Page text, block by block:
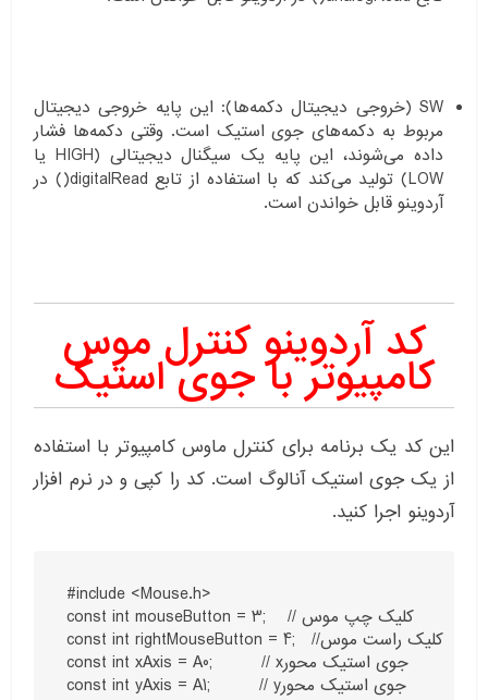
SW (خروجی دیجیتال دکمه‌ها): این پایه خروجی دیجیتال
مربوط به دکمه‌های جوی استیک است. وقتی دکمه‌ها فشار
داده می‌شوند، این پایه یک سیگنال دیجیتالی (HIGH یا
LOW) تولید می‌کند که با استفاده از تابع digitalRead() در
آردوینو قابل خواندن است.
کد آردوینو کنترل موس
کامپیوتر با جوی استیک
این کد یک برنامه برای کنترل ماوس کامپیوتر با استفاده
از یک جوی استیک آنالوگ است. کد را کپی و در نرم افزار
آردوینو اجرا کنید.
#include <Mouse.h>
const int mouseButton = 3;    // کلیک چپ موس
const int rightMouseButton = 4;   //کلیک راست موس
const int xAxis = A0;         // xجوی استیک محور
const int yAxis = A1;         // yجوی استیک محور